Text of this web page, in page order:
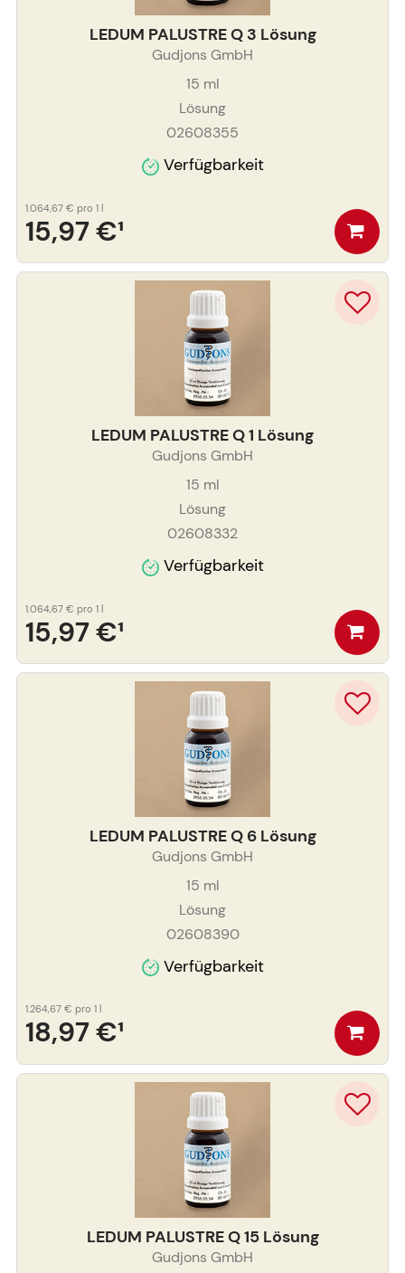
LEDUM PALUSTRE Q 3 Lösung
Gudjons GmbH
15 ml
Lösung
02608355
Verfügbarkeit
15,97 €¹
1.064,67 € pro 1 l
LEDUM PALUSTRE Q 1 Lösung
Gudjons GmbH
15 ml
Lösung
02608332
Verfügbarkeit
15,97 €¹
1.064,67 € pro 1 l
LEDUM PALUSTRE Q 6 Lösung
Gudjons GmbH
15 ml
Lösung
02608390
Verfügbarkeit
18,97 €¹
1.264,67 € pro 1 l
LEDUM PALUSTRE Q 15 Lösung
Gudjons GmbH